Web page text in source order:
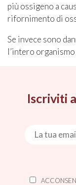
più ossigeno a
rifornimento di
Se invece sono
l’intero
Iscriviti